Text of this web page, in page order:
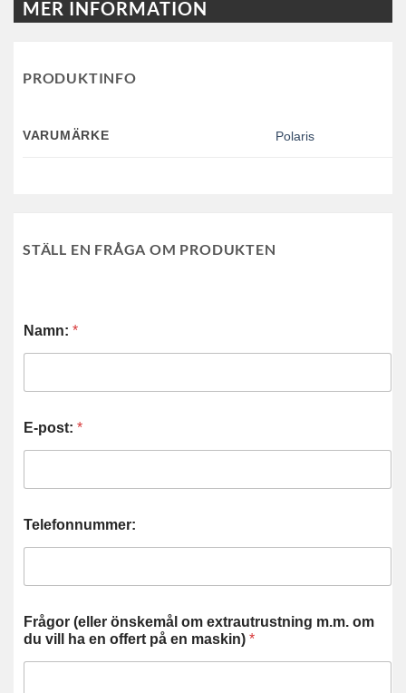
MER INFORMATION
PRODUKTINFO
VARUMÄRKE Polaris
STÄLL EN FRÅGA OM PRODUKTEN
Namn: *
E-post: *
Telefonnummer:
Frågor (eller önskemål om extrautrustning m.m. om
du vill ha en offert på en maskin) *